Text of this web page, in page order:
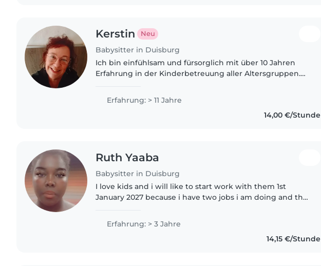
Kerstin Neu
Babysitter in Duisburg
Ich bin einfühlsam und fürsorglich mit über 10 Jahren
Erfahrung in der Kinderbetreuung aller Altersgruppen.
Ihre Kinder gerne..
Erfahrung: > 11 Jahre
14,00 €/Stunde
Ruth Yaaba
Babysitter in Duisburg
I love kids and i will like to start work with them 1st
January 2027 because i have two jobs i am doing and the
Erfahrung: > 3 Jahre
14,15 €/Stunde